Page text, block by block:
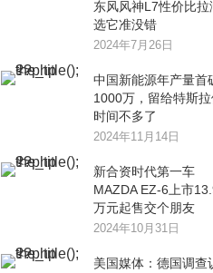
东风风神L7性价比拉
选它准没错
2024年7月26日
中国新能源年产量首
1000万，留给特斯
时间不多了
2024年11月14日
新合资时代第一车
MAZDA EZ-6上市
万元起售交个朋友
2024年10月31日
美国媒体：德国调查